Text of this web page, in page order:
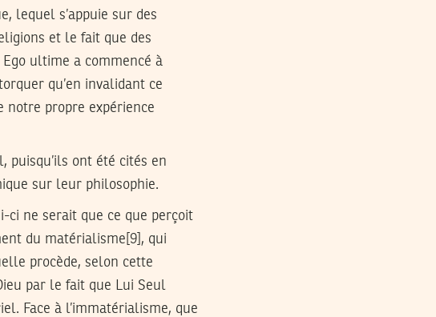
lequel s’appuie sur des
et le fait que des
ultime a commencé à
qu’en invalidant ce
notre propre expérience
puisqu’ils ont été cités en
sur leur philosophie.
ci ne serait que ce que perçoit
du matérialisme[9], qui
procède, selon cette
par le fait que Lui Seul
Face à l’immatérialisme, que